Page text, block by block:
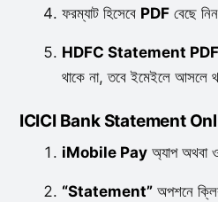
ফরম্যাট হিসেবে PDFবেছে
HDFC Statement PDF
থাকে না, তবে ইমেইলে আসলে
ICICI Bank Statement
iMobile Payঅ্যাপ অথবা
“Statement”অপশনে